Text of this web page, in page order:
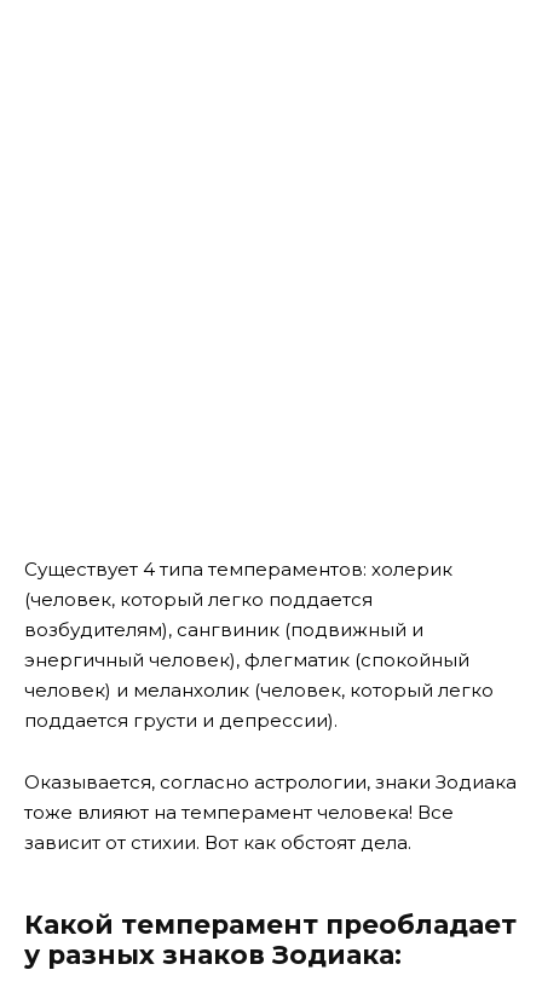
Существует 4 типа темпераментов: холерик
(человек, который легко поддается
возбудителям), сангвиник (подвижный и
энергичный человек), флегматик (спокойный
человек) и меланхолик (человек, который легко
поддается грусти и депрессии).
Оказывается, согласно астрологии, знаки Зодиака
тоже влияют на темперамент человека! Все
зависит от стихии. Вот как обстоят дела.
Какой темперамент преобладает
у разных знаков Зодиака: